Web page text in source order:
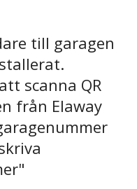
till garagen
scanna QR
från Elaway